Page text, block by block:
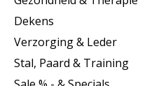
Dekens
Verzorging & Leder
Stal, Paard & Training